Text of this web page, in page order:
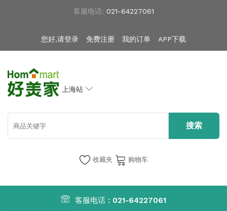
客服电话: 021-64227061
您好,请登录 免费注册 我的订单 APP下载
上海站
收藏夹 购物车
客服电话 : 021-64227061